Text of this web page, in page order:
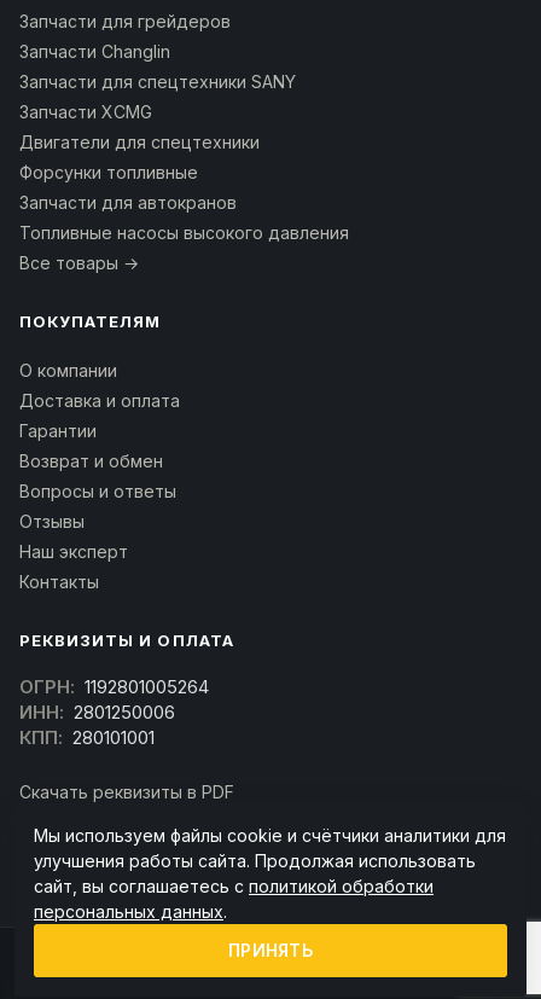
Запчасти для грейдеров
Запчасти Changlin
Запчасти для спецтехники SANY
Запчасти XCMG
Двигатели для спецтехники
Форсунки топливные
Запчасти для автокранов
Топливные насосы высокого давления
Все товары →
ПОКУПАТЕЛЯМ
О компании
Доставка и оплата
Гарантии
Возврат и обмен
Вопросы и ответы
Отзывы
Наш эксперт
Контакты
РЕКВИЗИТЫ И ОПЛАТА
ОГРН: 1192801005264
ИНН: 2801250006
КПП: 280101001
Скачать реквизиты в PDF
(Скачать договор)
Мы используем файлы cookie и счётчики аналитики для
улучшения работы сайта. Продолжая использовать
сайт, вы соглашаетесь с политикой обработки
персональных данных.
ПРИНЯТЬ